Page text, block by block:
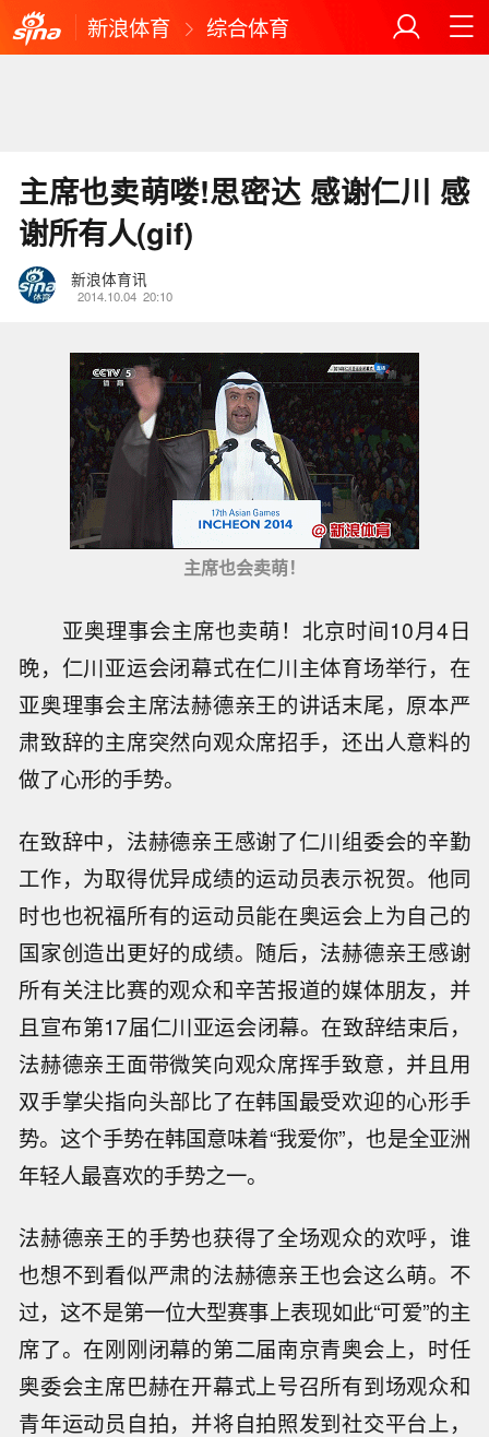
新浪体育 综合体育
主席也卖萌喽!思密达 感谢仁川 感
谢所有人(gif)
新浪体育讯
2014.10.04 20:10
主席也会卖萌！
亚奥理事会主席也卖萌！北京时间10月4日
晚，仁川亚运会闭幕式在仁川主体育场举行，在
亚奥理事会主席法赫德亲王的讲话末尾，原本严
肃致辞的主席突然向观众席招手，还出人意料的
做了心形的手势。
在致辞中，法赫德亲王感谢了仁川组委会的辛勤
工作，为取得优异成绩的运动员表示祝贺。他同
时也也祝福所有的运动员能在奥运会上为自己的
国家创造出更好的成绩。随后，法赫德亲王感谢
所有关注比赛的观众和辛苦报道的媒体朋友，并
且宣布第17届仁川亚运会闭幕。在致辞结束后，
法赫德亲王面带微笑向观众席挥手致意，并且用
双手掌尖指向头部比了在韩国最受欢迎的心形手
势。这个手势在韩国意味着“我爱你”，也是全亚洲
年轻人最喜欢的手势之一。
法赫德亲王的手势也获得了全场观众的欢呼，谁
也想不到看似严肃的法赫德亲王也会这么萌。不
过，这不是第一位大型赛事上表现如此“可爱”的主
席了。在刚刚闭幕的第二届南京青奥会上，时任
奥委会主席巴赫在开幕式上号召所有到场观众和
青年运动员自拍，并将自拍照发到社交平台上，